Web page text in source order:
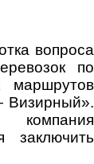
вопроса
по
заключить